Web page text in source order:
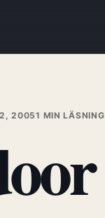
20051 MIN LÄSNING